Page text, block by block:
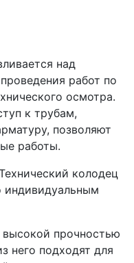
над
работ по
осмотра.
к трубам,
позволяют
работы.
колодец
индивидуальным
высокой прочностью
него подходят для